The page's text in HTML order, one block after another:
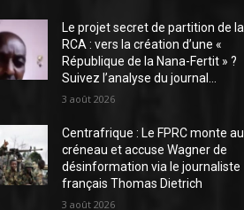
Le projet secret de partition de la
RCA : vers la création d’une «
République de la Nana-Fertit » ?
Suivez l’analyse du journal...
3 août 2026
Centrafrique : Le FPRC monte au
créneau et accuse Wagner de
désinformation via le journaliste
français Thomas Dietrich
3 août 2026